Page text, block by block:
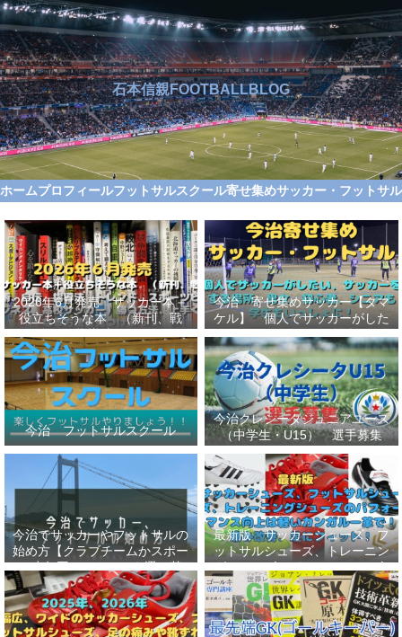
石本信親FOOTBALLBLOG
ホームプロフィールフットサルスクール寄せ集めサッカー・フット
2026年6月発売 サッカー本＋
役立ちそうな本 （新刊、戦
術、自伝、指導法、トレンド、
スポーツビジネス、高校サッカ
ー）勝つ方法、上手くなる方法
を見つけよう！
今治 寄せ集めサッカー【タマ
ケル】 個人でサッカーがした
い、サッカーをする場所、男
女、初心者、シニアも学生もい
っしょに！【タマケル】
今治 フットサルスクール
今治クレシータジュニアユース
（中学生・U15） 選手募集
今治でサッカーやフットサルの
始め方【クラブチームかスポー
ツ少年団かスクールを選ぶ基
準】小学生、幼児（年長・年
中）、サッカー
最新版 サッカーシューズ、フ
ットサルシューズ、トレーニン
グシューズのパフォーマンス向
上は軽いカンガルー革で！痛み
改善、足にフィット！